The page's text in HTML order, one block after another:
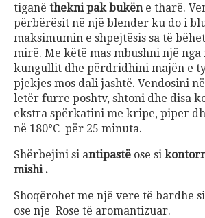
tiganë thekni pak bukëne tharë.
përbërësit në një blender ku do i
maksimumin e shpejtësis sa të
mirë. Me këtë mas mbushni një
kungullit dhe përdridhini majën e
pjekjes mos dali jashtë. Vendosini
letër furre poshtv, shtoni dhe disa
ekstra spërkatini me kripe, piper
në 180°C për 25 minuta.
Shërbejini si antipastë ose si
mishi .
Shoqërohet me një vere të bardhe
ose nje Rose të aromantizuar.